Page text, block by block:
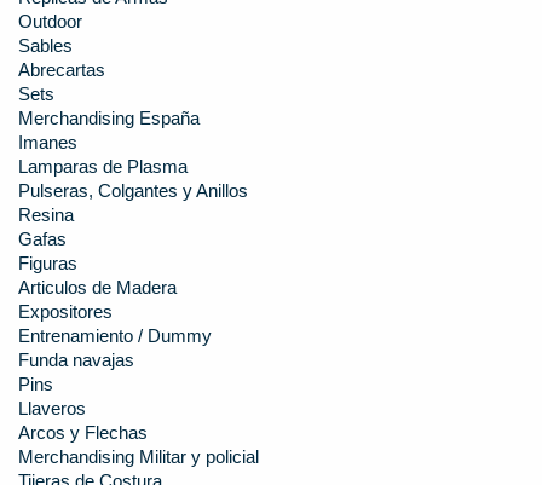
Outdoor
Sables
Abrecartas
Sets
Merchandising España
Imanes
Lamparas de Plasma
Pulseras, Colgantes y Anillos
Resina
Gafas
Figuras
Articulos de Madera
Expositores
Entrenamiento / Dummy
Funda navajas
Pins
Llaveros
Arcos y Flechas
Merchandising Militar y policial